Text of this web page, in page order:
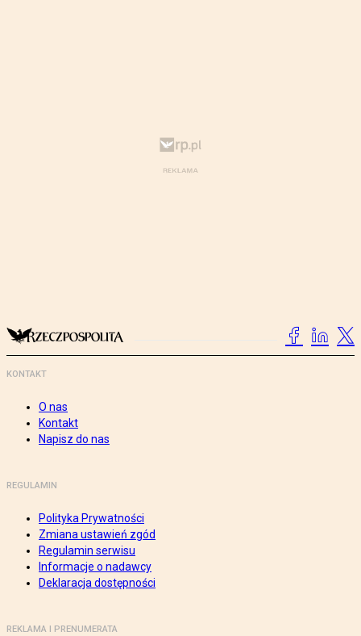
KONTAKT
O nas
Kontakt
Napisz do nas
REGULAMIN
Polityka Prywatności
Zmiana ustawień zgód
Regulamin serwisu
Informacje o nadawcy
Deklaracja dostępności
REKLAMA I PRENUMERATA